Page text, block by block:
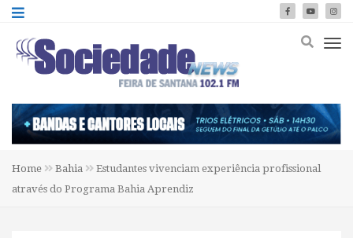
Home Bahia
Estudantes vivenciam experiência profissional
através do Programa Bahia Aprendiz